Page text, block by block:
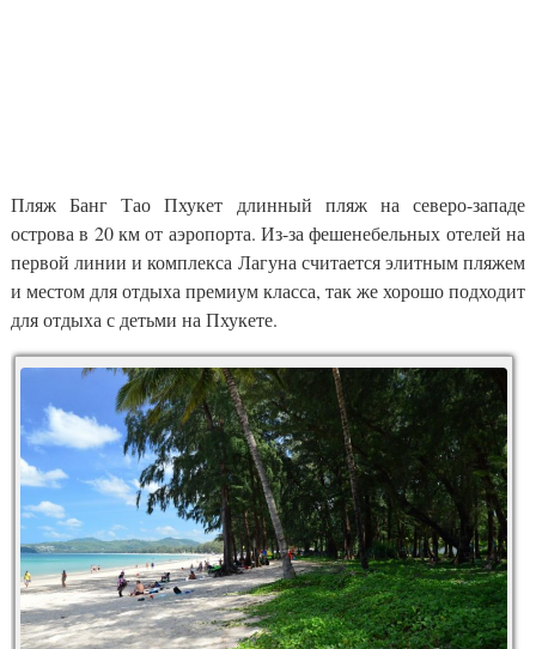
Пляж Банг Тао Пхукет длинный пляж на северо-западе
острова в 20 км от аэропорта. Из-за фешенебельных отелей на
первой линии и комплекса Лагуна считается элитным пляжем
и местом для отдыха премиум класса, так же хорошо подходит
для отдыха с детьми на Пхукете.